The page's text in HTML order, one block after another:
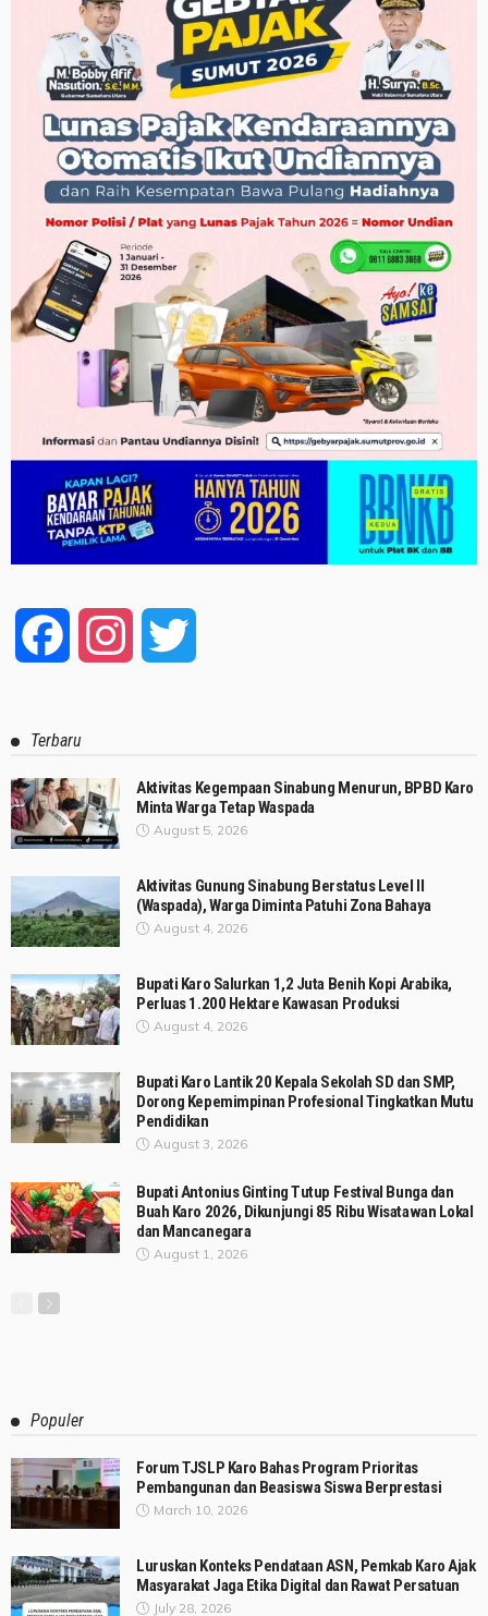
Facebook Instagram
Terbaru
Aktivitas Kegempaan Sinabung Menurun, BPBD Karo
Minta Warga Tetap Waspada
August 5, 2026
Aktivitas Gunung Sinabung Berstatus Level II
(Waspada), Warga Diminta Patuhi Zona Bahaya
August 4, 2026
Bupati Karo Salurkan 1,2 Juta Benih Kopi Arabika,
Perluas 1.200 Hektare Kawasan Produksi
August 4, 2026
Bupati Karo Lantik 20 Kepala Sekolah SD dan SMP,
Dorong Kepemimpinan Profesional Tingkatkan Mutu
Pendidikan
August 3, 2026
Bupati Antonius Ginting Tutup Festival Bunga dan
Buah Karo 2026, Dikunjungi 85 Ribu Wisatawan Lokal
dan Mancanegara
August 1, 2026
Populer
Forum TJSLP Karo Bahas Program Prioritas
Pembangunan dan Beasiswa Siswa Berprestasi
March 10, 2026
Luruskan Konteks Pendataan ASN, Pemkab Karo Ajak
Masyarakat Jaga Etika Digital dan Rawat Persatuan
July 28, 2026